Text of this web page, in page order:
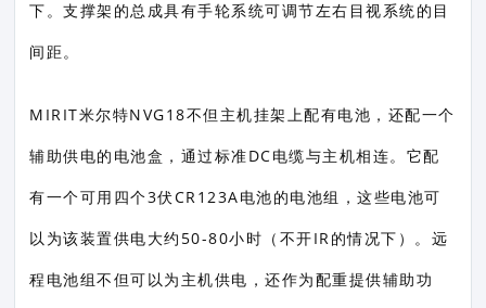
下。支撑架的总成具有手轮系统可调节左右目视系统的目
间距。
MIRIT米尔特NVG18不但主机挂架上配有电池，还配一个
辅助供电的电池盒，通过标准DC电缆与主机相连。它配
有一个可用四个3伏CR123A电池的电池组，这些电池可
以为该装置供电大约50-80小时（不开IR的情况下）。远
程电池组不但可以为主机供电，还作为配重提供辅助功